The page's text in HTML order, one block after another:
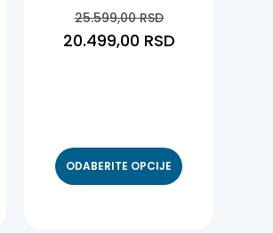
25.599,00RSD
20.499,00 RSD
ODABERITE OPCIJE